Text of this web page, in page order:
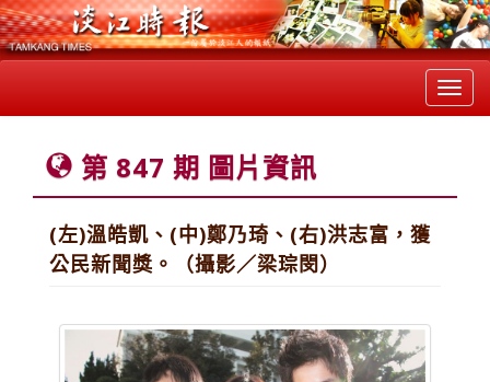
第 847 期 圖片資訊
(左)溫皓凱、(中)鄭乃琦、(右)洪志富，獲
公民新聞獎。（攝影／梁琮閔）